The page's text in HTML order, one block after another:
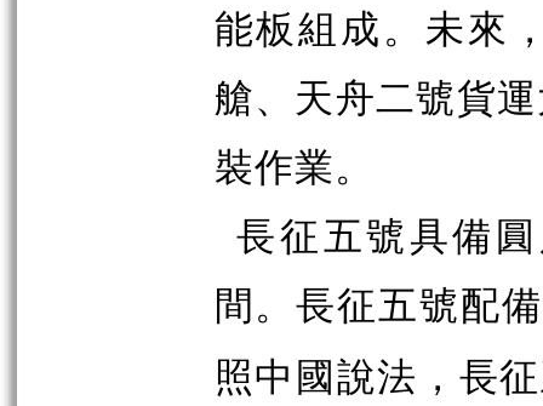
能板組成。未來
艙、天舟二號貨
裝作業。
長征五號具備
間。長征五號配備
照中國說法，長